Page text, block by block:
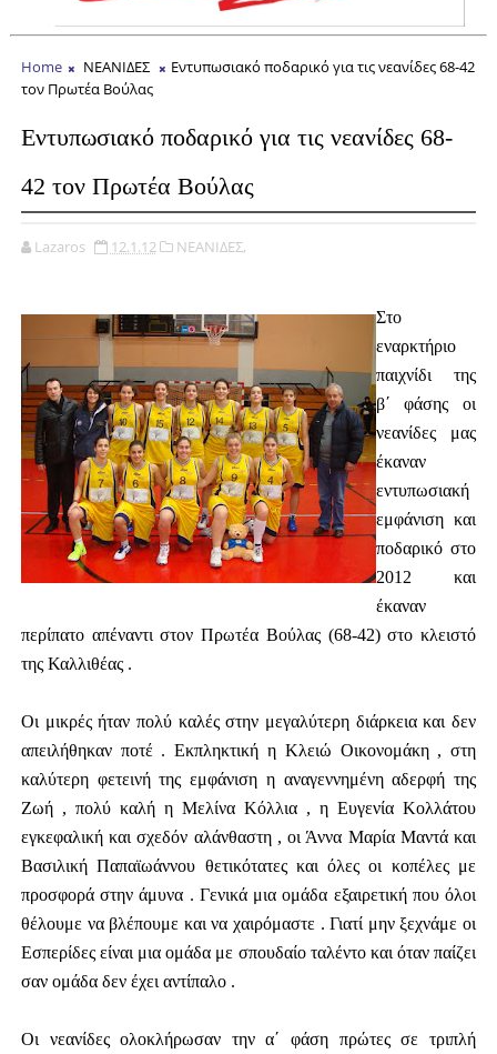
Home ΝΕΑΝΙΔΕΣ
Εντυπωσιακό ποδαρικό για τις νεανίδες 68-42
τον Πρωτέα Βούλας
Εντυπωσιακό ποδαρικό για τις νεανίδες 68-
42 τον Πρωτέα Βούλας
Lazaros 12.1.12 ΝΕΑΝΙΔΕΣ,
Στο
εναρκτήριο
παιχνίδι της
β΄ φάσης οι
νεανίδες μας
έκαναν
εντυπωσιακή
εμφάνιση και
ποδαρικό στο
2012 και
έκαναν
περίπατο απέναντι στον Πρωτέα Βούλας (68-42) στο κλειστό
της Καλλιθέας .
Οι μικρές ήταν πολύ καλές στην μεγαλύτερη διάρκεια και δεν
απειλήθηκαν ποτέ . Εκπληκτική η Κλειώ Οικονομάκη , στη
καλύτερη φετεινή της εμφάνιση η αναγεννημένη αδερφή της
Ζωή , πολύ καλή η Μελίνα Κόλλια , η Ευγενία Κολλάτου
εγκεφαλική και σχεδόν αλάνθαστη , οι Άννα Μαρία Μαντά και
Βασιλική Παπαϊωάννου θετικότατες και όλες οι κοπέλες με
προσφορά στην άμυνα . Γενικά μια ομάδα εξαιρετική που όλοι
θέλουμε να βλέπουμε και να χαιρόμαστε . Γιατί μην ξεχνάμε οι
Εσπερίδες είναι μια ομάδα με σπουδαίο ταλέντο και όταν παίζει
σαν ομάδα δεν έχει αντίπαλο .
Οι νεανίδες ολοκλήρωσαν την α΄ φάση πρώτες σε τριπλή